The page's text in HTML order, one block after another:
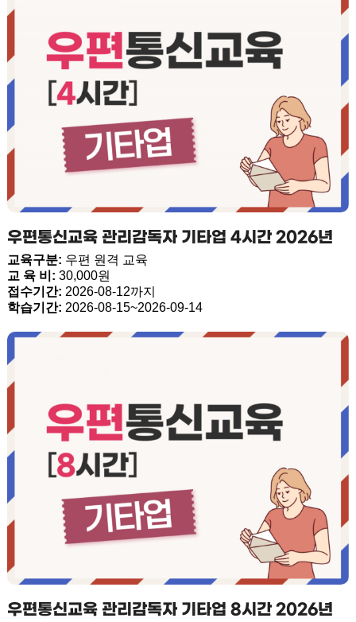
우편통신교육 관리감독자 기타업 4시간 2026년
교육구분: 우편 원격 교육
교 육 비: 30,000원
접수기간: 2026-08-12까지
학습기간: 2026-08-15~2026-09-14
우편통신교육 관리감독자 기타업 8시간 2026년